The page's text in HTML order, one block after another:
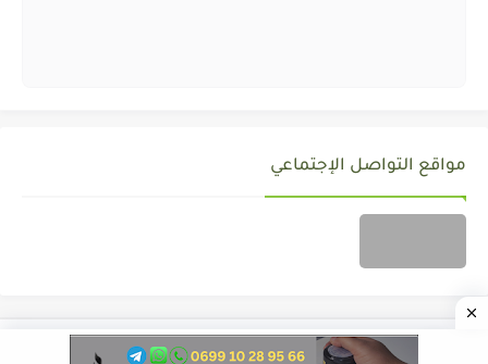
مواقع التواصل الإجتماعي
جميع الحقوق محفوظة © ALMOZAWID.COM